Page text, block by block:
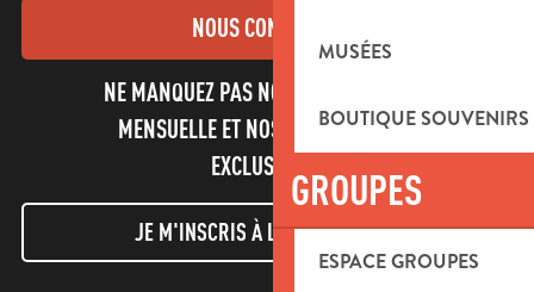
MUSÉES
BOUTIQUE
GROUPES
ESPACE GROUPES
NOUS CONTACTER
NE MANQUEZ PAS NOTRE NEWSLETTER
MENSUELLE ET NOS INFORMATIONS
EXCLUSIVES !
JE M'INSCRIS À LA NEWSLETTER